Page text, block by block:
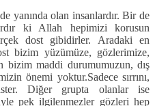
yanında olan insanlardır. Bir de
ki Allah hepimizi korusun
dost gibidirler. Aradaki en
bizim yüzümüze, gözlerimize,
bizim maddi durumumuzun, dış
önemi yoktur.Sadece sırrını,
ister. Diğer grupta olanlar ise
pek ilgilenmezler gözleri hep